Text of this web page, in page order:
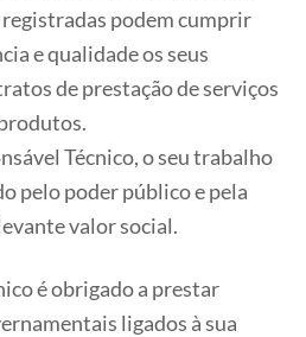
podem cumprir
e qualidade os seus
de prestação de serviços
Técnico, o seu trabalho
pelo poder público e pela
valor social.
é obrigado a prestar
ligados à sua